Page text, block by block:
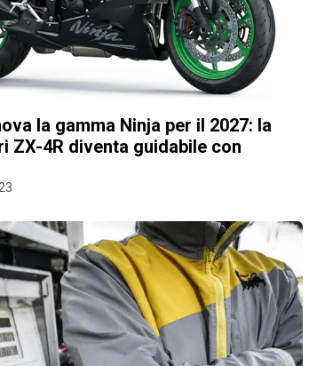
la gamma Ninja per il 2027: la
ZX-4R diventa guidabile con